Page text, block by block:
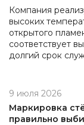
Компания
высоких
открытого
соответствует
долгий срок
9 июля 2026
Маркировка
правильно